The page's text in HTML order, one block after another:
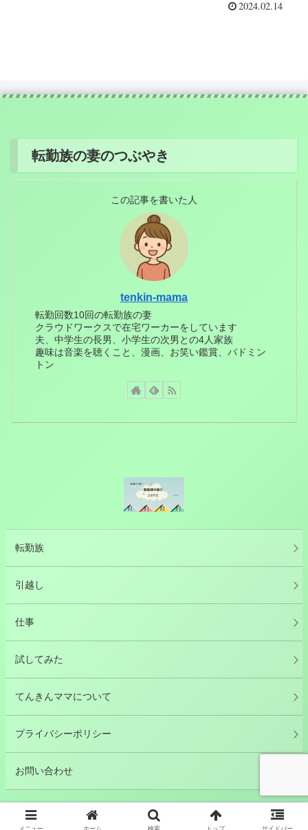
2024.02.14
転勤族の妻のつぶやき
この記事を書いた人
tenkin-mama
転勤回数10回の転勤族の妻
クラウドワークスで在宅ワーカーをしています
夫、中学生の長男、小学生の次男との4人家族
趣味は音楽を聴くこと、漫画、お笑い鑑賞、バドミン
トン
転勤族
引越し
仕事
試してみた
てんきんママについて
プライバシーポリシー
お問い合わせ
© 2024 転勤10回！転勤族の妻のつぶやき.
メニュー ホーム 検索 トップ サイドバー